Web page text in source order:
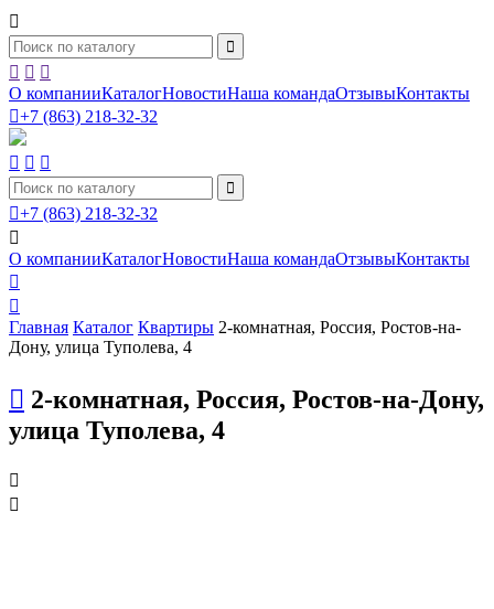


  
О компанииКаталогНовостиНаша командаОтзывыКонтакты
+7 (863) 218-32-32
  

+7 (863) 218-32-32

О компанииКаталогНовостиНаша командаОтзывыКонтакты


Главная Каталог Квартиры 2-комнатная, Россия, Ростов-на-
Дону, улица Туполева, 4
 2-комнатная, Россия, Ростов-на-Дону,
улица Туполева, 4

